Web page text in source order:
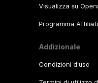
Visualizza su
Programma
Addizionale
Condizioni d'uso